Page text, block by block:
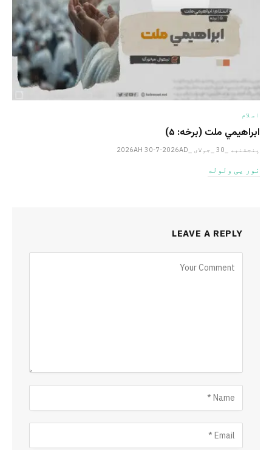
اسلام
ابراهيمي ملت (برخه: ۵)
پنجشنبه _30 _جولای _2026AH 30-7-2026AD
نور یی ولوله
LEAVE A REPLY